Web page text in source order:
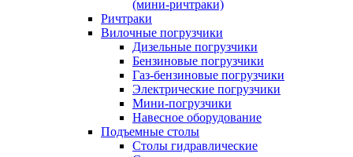
(мини-ричтраки)
Ричтраки
Вилочные погрузчики
Дизельные погрузчики
Бензиновые погрузчики
Газ-бензиновые погрузчики
Электрические погрузчики
Мини-погрузчики
Навесное оборудование
Подъемные столы
Столы гидравлические